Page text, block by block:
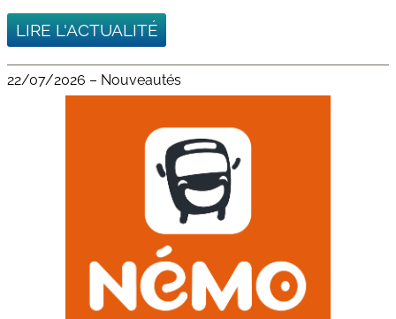
LIRE L'ACTUALITÉ
22/07/2026 – Nouveautés